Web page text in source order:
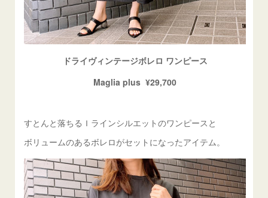
ドライヴィンテージボレロ ワンピース
Maglia plus ¥29,700
すとんと落ちるＩラインシルエットのワンピースと
ボリュームのあるボレロがセットになったアイテム。